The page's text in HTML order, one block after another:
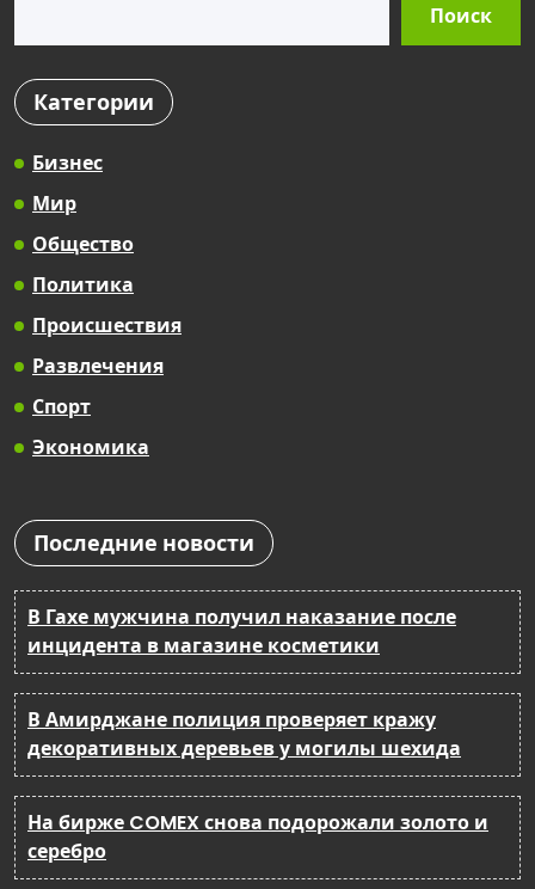
Поиск
Категории
Бизнес
Мир
Общество
Политика
Происшествия
Развлечения
Спорт
Экономика
Последние новости
В Гахе мужчина получил наказание после
инцидента в магазине косметики
В Амирджане полиция проверяет кражу
декоративных деревьев у могилы шехида
На бирже COMEX снова подорожали золото и
серебро